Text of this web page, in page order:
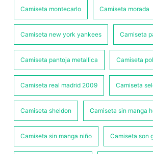
Camiseta montecarlo Camiseta morada
Camiseta new york yankees Camiseta
Camiseta pantoja metallica Camiseta
Camiseta real madrid 2009 Camiseta
Camiseta sheldon Camiseta sin manga
Camiseta sin manga niño Camiseta son